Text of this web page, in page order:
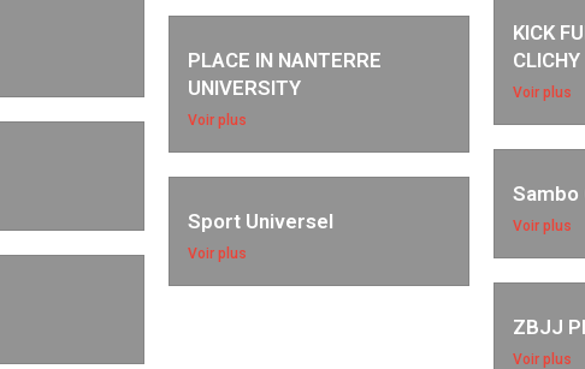
KICK
Voir plus
PLACE IN NANTERRE
UNIVERSITY
Voir plus
Sambo
Voir plus
Sport Universel
Voir plus
ZBJJ
Voir plus